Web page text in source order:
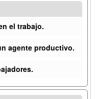
el trabajo.
agente productivo.